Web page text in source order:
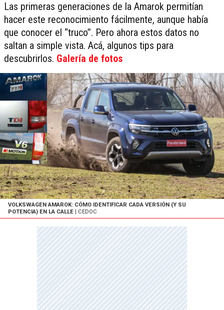
Las primeras generaciones de la Amarok permitían
hacer este reconocimiento fácilmente, aunque había
que conocer el “truco”. Pero ahora estos datos no
saltan a simple vista. Acá, algunos tips para
descubrirlos. Galería de fotos
VOLKSWAGEN AMAROK: CÓMO IDENTIFICAR CADA VERSIÓN (Y SU
POTENCIA) EN LA CALLE | CEDOC